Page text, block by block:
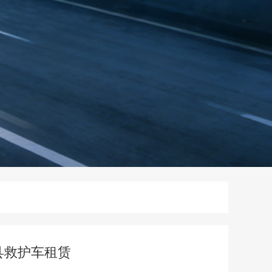
救护车租赁